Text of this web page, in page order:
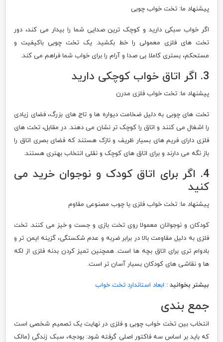
پیشنهاد ما: تخت خواب چوبی
اگر خواب سبکی دارید و کوچک ترین صدایی شما را بیدار می کند، دور
تخت های فلزی معمولی را خط بکشید. یک تخت چوبی باکیفیت و
مستحکم، بستری کاملا بی صدا و آرام را برای خواب شما فراهم می کند.
3. اگر اتاق خواب کوچکی دارید
پیشنهاد ما: تخت خواب فلزی مدرن
تخت های چوبی به دلیل ضخامت دیواره ها و تاج های بزرگ، فضای زیادی
را اشغال می کنند و اتاق را کوچک تر نشان می دهند. در مقابل، تخت های
فلزی دارای فریم های بسیار ظریف و نازک هستند که فضای بصری اتاق را
باز نگه می دارند و برای اتاق های کوچک و نقلی انتخاب بهتری هستند.
4. اگر برای اتاق کودک و نوجوان خرید می
کنید
پیشنهاد ما: تخت خواب فلزی یا چوب مصنوعی مقاوم
کودکان و نوجوانان معمولا روی تخت بازی و جست و خیز می کنند. تخت
فلزی به دلیل مقاومت بالا در برابر ضربه و عدم شکستگی، گزینه ایمن تر و
بادوام تری برای اتاق بچه ها است. همچنین تمیز کردن بدنه فلزی از لکه
ها و نقاشی های کودکان بسیار آسان تر است.
بیشتر بخوانید : ابعاد استاندارد تخت خواب
جمع بندی
انتخاب بین تخت خواب چوبی و فلزی در نهایت یک تصمیم شخصی است
که باید بر اساس سه فاکتور اصلی گرفته شود: بودجه، سبک زندگی (مالک